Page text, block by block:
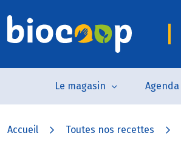
Le magasin Agenda
Accueil Toutes nos recettes